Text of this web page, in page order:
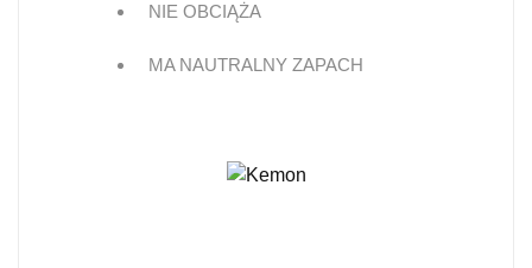
NIE OBCIĄŻA
MA NAUTRALNY ZAPACH